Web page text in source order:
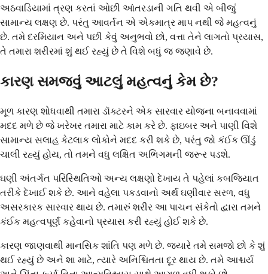
અઠવાડિયામાં ત્રણ કરતાં ઓછી આંતરડાની ગતિ થવી એ બીજું
સામાન્ય લક્ષણ છે. પરંતુ આવર્તન એ એકમાત્ર માપ નથી જે મહત્વનું
છે. તમે દરમિયાન અને પછી કેવું અનુભવો છો, વત્તા તેને લાગતો પ્રયાસ,
તે તમારા શરીરમાં શું થઈ રહ્યું છે તે વિશે બધું જ જણાવે છે.
કારણ સમજવું આટલું મહત્વનું કેમ છે?
મૂળ કારણ શોધવાથી તમારા ડૉક્ટરને એક સારવાર યોજના બનાવવામાં
મદદ મળે છે જે ખરેખર તમારા માટે કામ કરે છે. ફાઇબર અને પાણી વિશે
સામાન્ય સલાહ કેટલાક લોકોને મદદ કરી શકે છે, પરંતુ જો કંઈક ઊંડું
ચાલી રહ્યું હોય, તો તમને વધુ લક્ષિત અભિગમની જરૂર પડશે.
ઘણી અંતર્ગત પરિસ્થિતિઓ અન્ય લક્ષણો દેખાય તે પહેલાં કબજિયાત
તરીકે દેખાઈ શકે છે. આને વહેલા પકડવાનો અર્થ ઘણીવાર સરળ, વધુ
અસરકારક સારવાર થાય છે. તમારું શરીર આ પાચન સંકેતો દ્વારા તમને
કંઈક મહત્વપૂર્ણ કહેવાનો પ્રયાસ કરી રહ્યું હોઈ શકે છે.
કારણ જાણવાથી માનસિક શાંતિ પણ મળે છે. જ્યારે તમે સમજો છો કે શું
થઈ રહ્યું છે અને શા માટે, ત્યારે અનિશ્ચિતતા દૂર થાય છે. તમે આશ્ચર્ય